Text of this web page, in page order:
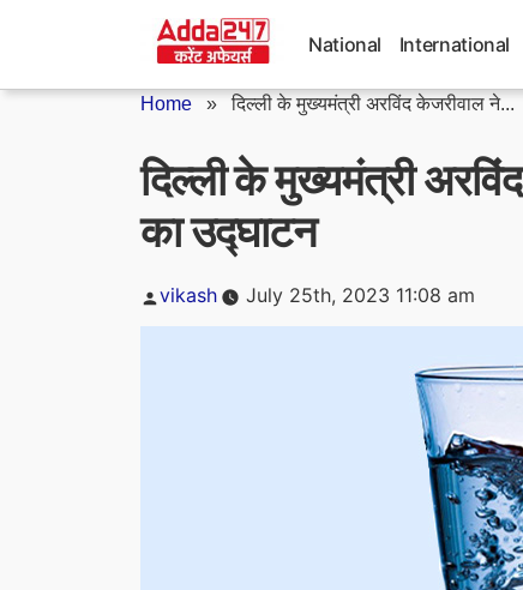
National International
Home »दिल्ली के मुख्यमंत्री अरविंद केजरीवाल ने...
दिल्ली के मुख्यमंत्री
का उद्घाटन
Posted
vikash July 25th, 2023 11:08 am